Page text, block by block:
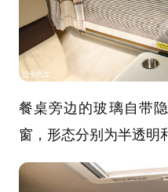
餐桌旁边的玻璃自带
窗，形态分别为半透明